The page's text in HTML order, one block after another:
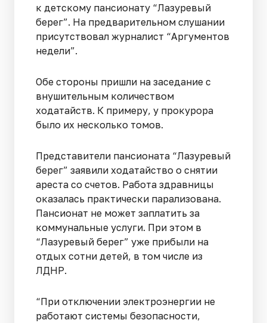
к детскому пансионату “Лазуревый
берег”. На предварительном слушании
присутствовал журналист “Аргументов
недели”.
Обе стороны пришли на заседание с
внушительным количеством
ходатайств. К примеру, у прокурора
было их несколько томов.
Представители пансионата “Лазуревый
берег” заявили ходатайство о снятии
ареста со счетов. Работа здравницы
оказалась практически парализована.
Пансионат не может заплатить за
коммунальные услуги. При этом в
“Лазуревый берег” уже прибыли на
отдых сотни детей, в том числе из
ЛДНР.
“При отключении электроэнергии не
работают системы безопасности,